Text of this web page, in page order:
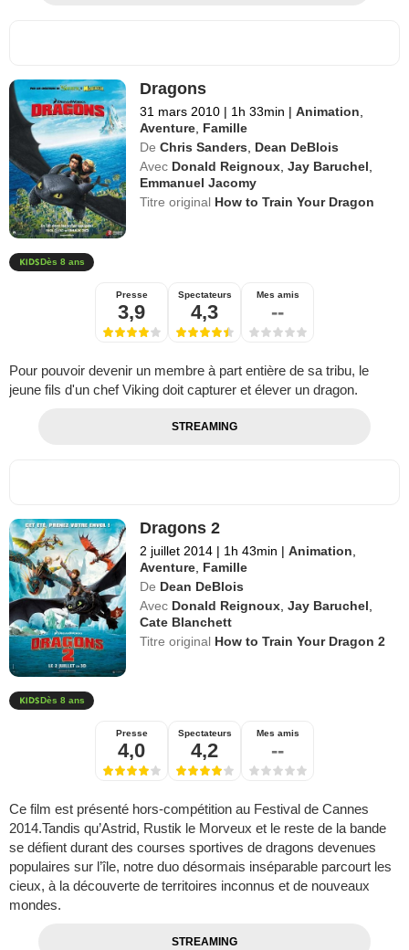
Dragons
31 mars 2010 | 1h 33min | Animation
Aventure Famille
De Chris Sanders
Dean DeBlois
Avec Donald Reignoux ,Jay Baruchel
Emmanuel Jacomy
Titre original How to Train Your Dragon
Dès 8 ans
Presse
3,9
Spectateurs
4,3
Mes amis
--
Pour pouvoir devenir un membre à part entière de sa tribu, le
jeune fils d'un chef Viking doit capturer et élever un dragon.
STREAMING
Dragons 2
2 juillet 2014 | 1h 43min | Animation
Aventure Famille
De Dean DeBlois
Avec Donald Reignoux ,Jay Baruchel
Cate Blanchett
Titre original How to Train Your Dragon 2
Dès 8 ans
Presse
4,0
Spectateurs
4,2
Mes amis
--
Ce film est présenté hors-compétition au Festival de Cannes
2014.Tandis qu’Astrid, Rustik le Morveux et le reste de la bande
se défient durant des courses sportives de dragons devenues
populaires sur l’île, notre duo désormais inséparable parcourt les
cieux, à la découverte de territoires inconnus et de nouveaux
mondes.
STREAMING